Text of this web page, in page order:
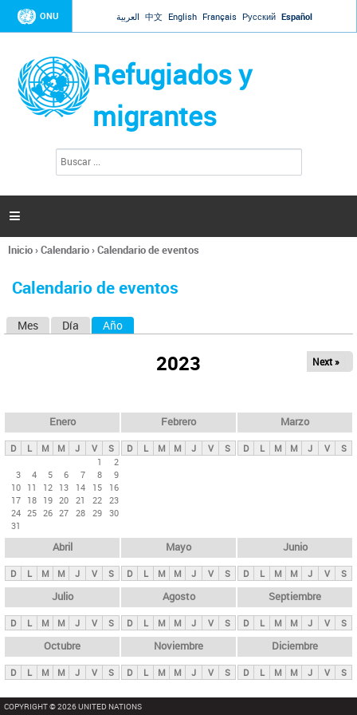
Jump to navigation
ONU العربية 中文 English Français Русский Español
Refugiados y
migrantes
l
d
s

Se
usted
Inicio›Calendario›Calendario de eventos
Calendario de eventos
s
p
n
c
i
p
l
e
s
Mes Día Año
2023 Next »
Enero
D L M M J V
S
1
2
3
4 5 6 7 8
9
10 11 12 13 14 15
16
17 18 19 20 21 22 23
24 25 26 27 28 29 30
31
Febrero
D L M M J V S
Marzo
D L M M J V S
Abril
D L M M J V S
Mayo
D L M M J V S
Junio
D L M M J V S
Julio
D L M M J V S
Agosto
D L M M J V S
Septiembre
D L M M J V S
Octubre
D L M M J V S
Noviembre
D L M M J V S
Diciembre
D L M M J V S
COPYRIGHT © 2026 UNITED NATIONS